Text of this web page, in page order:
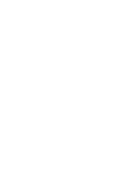
Олимпиады без флага и